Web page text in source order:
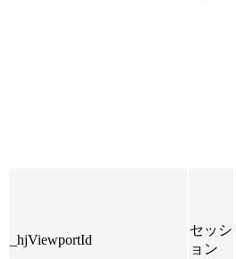
_hjViewportId
セッシ
ョン